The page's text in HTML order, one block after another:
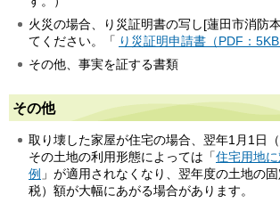
火災の場合、り災証明書の写し[蓮田市消防
てください。「 り災証明申請書（PDF：5KB
その他、事実を証する書類
その他
取り壊した家屋が住宅の場合、翌年1月1日
その土地の利用形態によっては「住宅用地
例 」が適用されなくなり、翌年度の土地の
税）額が大幅にあがる場合があります。